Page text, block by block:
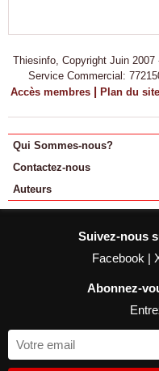
Thiesinfo, Copyright Juin
Service Commercial:
Accès membres | Plan du site
Qui Sommes-nous?
Contactez-nous
Auteurs
Suivez-nous
Facebook |
Abonnez-